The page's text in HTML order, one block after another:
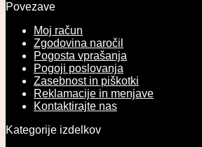
Povezave
Moj račun
Zgodovina naročil
Pogosta vprašanja
Pogoji poslovanja
Zasebnost in piškotki
Reklamacije in menjave
Kontaktirajte nas
Kategorije izdelkov